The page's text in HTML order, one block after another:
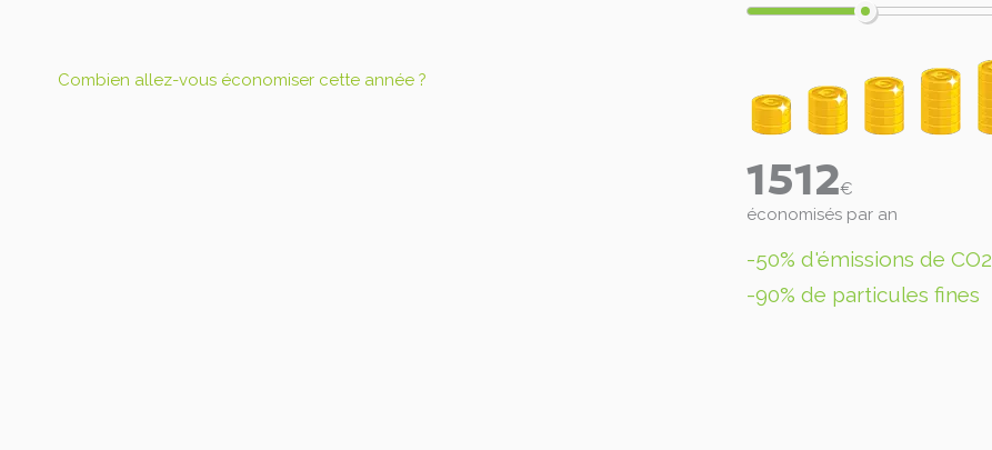
Combien allez-vous économiser cette année ?
1512€
économisés par an
-50% d'émissions de CO2
-90% de particules fines